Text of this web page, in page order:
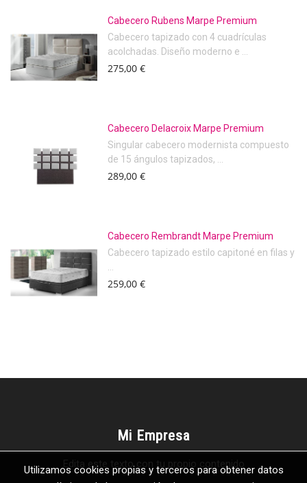
Cabecero Rubens Marpe Premium
Cabecero tapizado con 4 cuadrículas
acolchadas. Diseño moderno e ...
275,00 €
Cabecero Delacroix Marpe Premium
Singular cabecero modernista compuesto
de 15 ángulos tapizados, ...
289,00 €
Cabecero Rembrandt Marpe Premium
Cabecero tapizado estilo capitoné en filas y
259,00 €
Mi Empresa
Edita este texto con tu propio contenido
Utilizamos cookies propias y terceros para obtener datos